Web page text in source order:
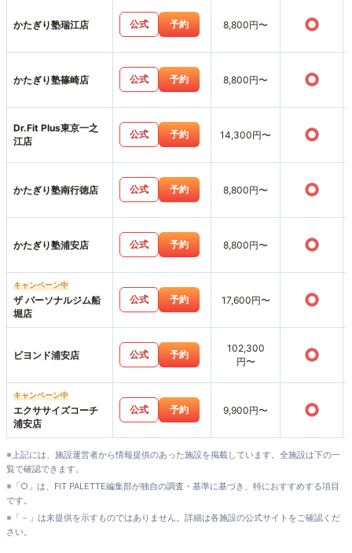
かたぎり塾瑞江店 公式 予約 8,800円〜 ○
かたぎり塾篠崎店 公式 予約 8,800円〜 ○
Dr.Fit Plus東京一之
江店
公式 予約 14,300円〜 ○
かたぎり塾南行徳店 公式 予約 8,800円〜 ○
かたぎり塾浦安店 公式 予約 8,800円〜 ○
キャンペーン中
ザ パーソナルジム船
堀店
公式 予約 17,600円〜 ○
ビヨンド浦安店 公式 予約
102,300
円〜
○
キャンペーン中
エクササイズコーチ
浦安店
公式 予約 9,900円〜 ○
※上記には、施設運営者から情報提供のあった施設を掲載しています。全施設は下の一
覧で確認できます。
※「○」は、FIT PALETTE編集部が独自の調査・基準に基づき、特におすすめする項目
です。
※「－」は未提供を示すものではありません。詳細は各施設の公式サイトをご確認くだ
さい。